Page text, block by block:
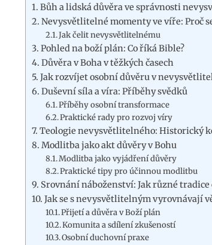
Bůh a lidská důvěra ve správnosti
Nevysvětlitelné momenty ve víře: Proč
Jak čelit nevysvětlitelnému
Pohled na boží plán: Co říká Bible?
Důvěra v Boha v těžkých časech
Jak rozvíjet osobní důvěru v
Duševní síla a víra: Příběhy svědků
Příběhy osobní transformace
Praktické rady pro rozvoj víry
Teologie nevysvětlitelného: Historický
Modlitba jako akt důvěry v Bohu
Modlitba jako vyjádření důvěry
Praktické tipy pro účinnou modlitbu
Srovnání náboženství: Jak různé
Jak se s nevysvětlitelným vyrovnávají
Přijetí a důvěra v Boží plán
Komunita a sdílení zkušeností
Osobní duchovní praxe